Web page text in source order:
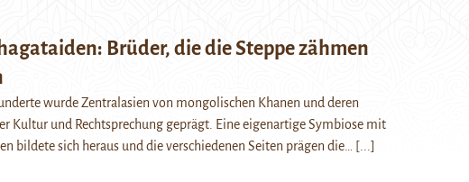
Brüder, die die Steppe zähmen
wurde Zentralasien von mongolischen Khanen und deren
Kultur und Rechtsprechung geprägt. Eine eigenartige Symbiose mit
bildete sich heraus und die verschiedenen Seiten prägen die…
[...]